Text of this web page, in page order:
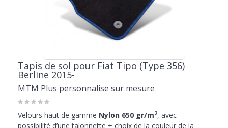
Tapis de sol pour Fiat Tipo (Type 356)
Berline 2015-
MTM Plus personnalise sur mesure
Velours haut de gamme Nylon 650 gr/m2, avec
possibilité d’une talonnette + choix de la couleur de la